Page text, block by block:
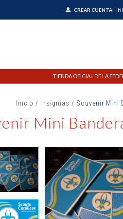
CREAR CUENTA
TIENDA OFICIAL DE LA
Inicio / Insignias / Souvenir Mini
Mini